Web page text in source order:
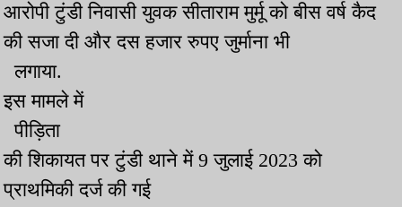
आरोपी टुंडी निवासी युवक सीताराम मुर्मू को बीस वर्ष कैद
की सजा दी और दस हजार रुपए जुर्माना भी
लगाया.
इस मामले में
पीड़िता
की शिकायत पर टुंडी थाने में 9 जुलाई 2023 को
प्राथमिकी दर्ज की गई